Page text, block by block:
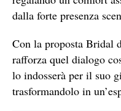
dalla forte presenza
Con la proposta Bridal
rafforza quel dialogo
lo indosserà per il suo
trasformandolo in